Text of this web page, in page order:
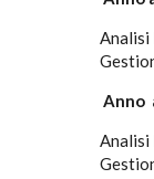
Analisi
Anno
Analisi